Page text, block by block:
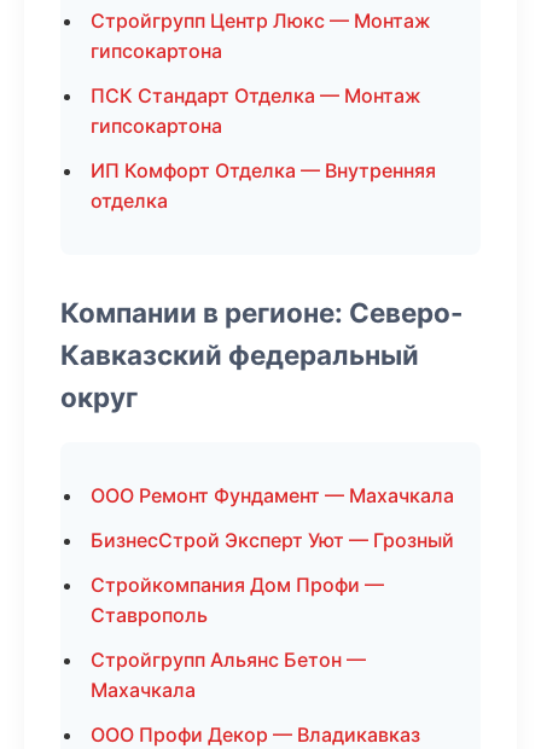
Стройгрупп Центр Люкс — Монтаж
гипсокартона
ПСК Стандарт Отделка — Монтаж
гипсокартона
ИП Комфорт Отделка — Внутренняя
отделка
Компании в регионе: Северо-
Кавказский федеральный
округ
ООО Ремонт Фундамент — Махачкала
БизнесСтрой Эксперт Уют — Грозный
Стройкомпания Дом Профи —
Ставрополь
Стройгрупп Альянс Бетон —
Махачкала
ООО Профи Декор — Владикавказ